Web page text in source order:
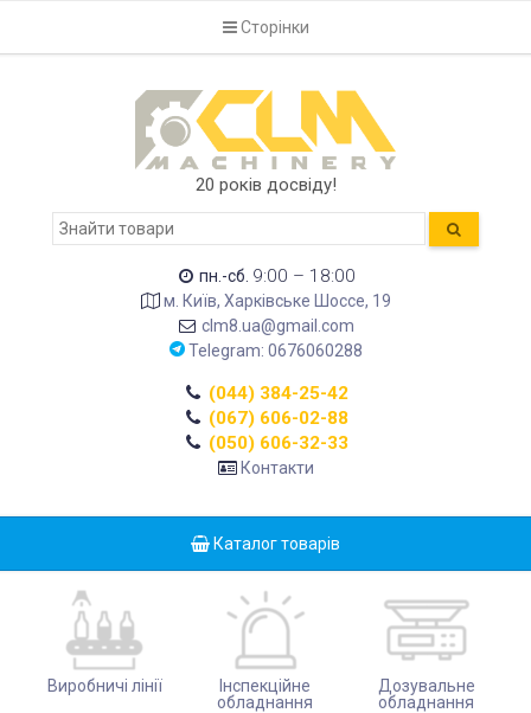
Сторінки
20 років досвіду!
пн.-сб. 9:00 – 18:00
м. Київ, Харківське Шоссе, 19
clm8.ua@gmail.com
Telegram: 0676060288
(044) 384-25-42
(067) 606-02-88
(050) 606-32-33
Контакти
Каталог товарів
Виробничі лінії
Інспекційне
обладнання
Дозувальне
обладнання